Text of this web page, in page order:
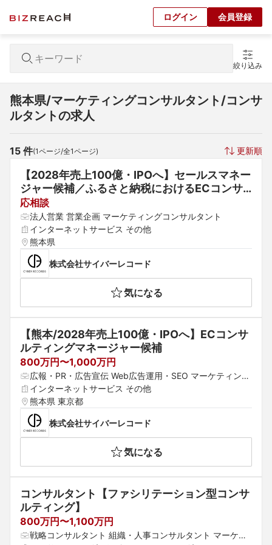
ログイン 会員登録
絞り込み
熊本県/マーケティングコンサルタント/コンサ
ルタントの求人
15 件(1ページ/全1ページ) 更新順
【2028年売上100億・IPOへ】セールスマネー
ジャー候補／ふるさと納税におけるECコンサ
ルティング
応相談
法人営業 営業企画 マーケティングコンサルタント
インターネットサービス その他
熊本県
株式会社サイバーレコード
気になる
【熊本/2028年売上100億・IPOへ】ECコンサ
ルティングマネージャー候補
800万円〜1,000万円
広報・PR・広告宣伝 Web広告運用・SEO マーケティング
コンサルタント
インターネットサービス その他
熊本県 東京都
株式会社サイバーレコード
気になる
コンサルタント【ファシリテーション型コンサ
ルティング】
800万円〜1,100万円
戦略コンサルタント 組織・人事コンサルタント マーケテ